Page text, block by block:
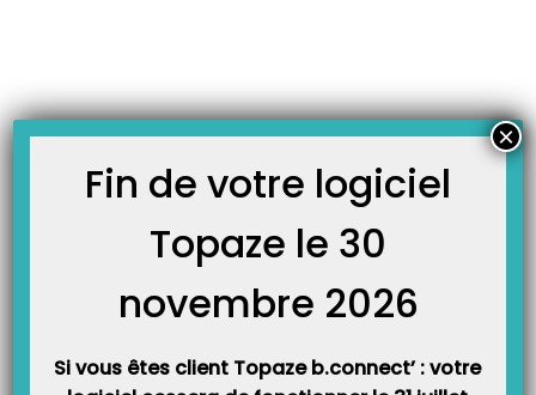
FICHES TECHNIQUES
Attestation de conformité à la norme FEC
Topaze propose désormais l’export au format FEC (Fichier des Ecritures
contrôles de l’administration fiscale. Le Fichier des Ecritures Comptables
créé par Topaze est pleinement conforme aux normes codifiées à l’article
Fin de votre logiciel
Topaze le 30
novembre 2026
Si vous êtes client Topaze b.connect’ : votre
×